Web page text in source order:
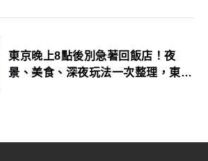
東京晚上8點後別急著回飯店！夜
景、美食、深夜玩法一次整理，東京